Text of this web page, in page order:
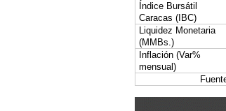
Índice Bursátil
Caracas (IBC)
Liquidez Monetaria
(MMBs.)
Inflación (Var%
mensual)